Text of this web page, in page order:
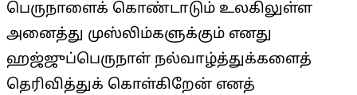
பெருநாளைக் கொண்டாடும் உலகிலுள்ள
அனைத்து முஸ்லிம்களுக்கும் எனது
ஹஜ்ஜுப்பெருநாள் நல்வாழ்த்துக்களைத்
தெரிவித்துக் கொள்கிறேன் எனத்